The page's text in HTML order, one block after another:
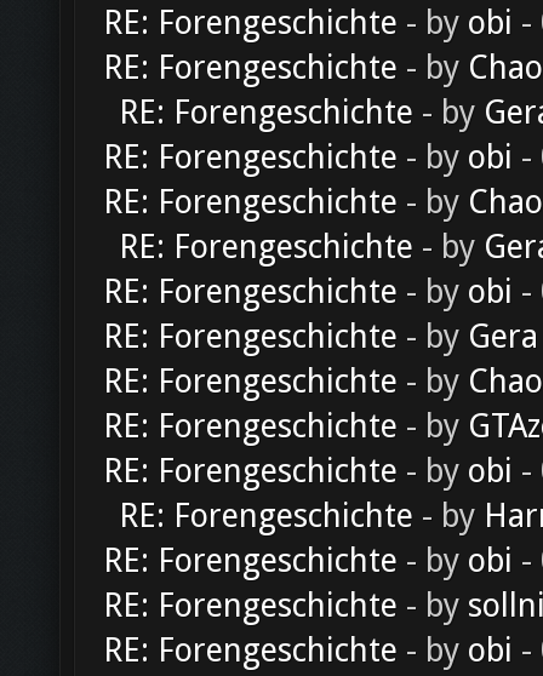
RE: Forengeschichte - by obi -
RE: Forengeschichte - by
RE: Forengeschichte - by
RE: Forengeschichte - by obi -
RE: Forengeschichte - by
RE: Forengeschichte - by
RE: Forengeschichte - by obi -
RE: Forengeschichte - by Gera
RE: Forengeschichte - by
RE: Forengeschichte - by
RE: Forengeschichte - by obi -
RE: Forengeschichte - by
RE: Forengeschichte - by obi -
RE: Forengeschichte - by
RE: Forengeschichte - by obi -